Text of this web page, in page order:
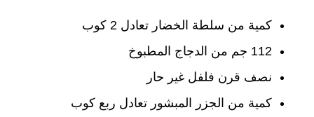
كمية من سلطة الخضار تعادل 2 كوب
112 جم من الدجاج المطبوخ
نصف قرن فلفل غير حار
كمية من الجزر المبشور تعادل ربع كوب